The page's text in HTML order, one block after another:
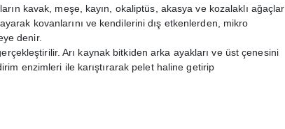
kavak, meşe, kayın, okaliptüs, akasya ve kozalaklı ağaçlar
kovanlarını ve kendilerini dış etkenlerden, mikro
denir.
Arı kaynak bitkiden arka ayakları ve üst çenesini
enzimleri ile karıştırarak pelet haline getirip